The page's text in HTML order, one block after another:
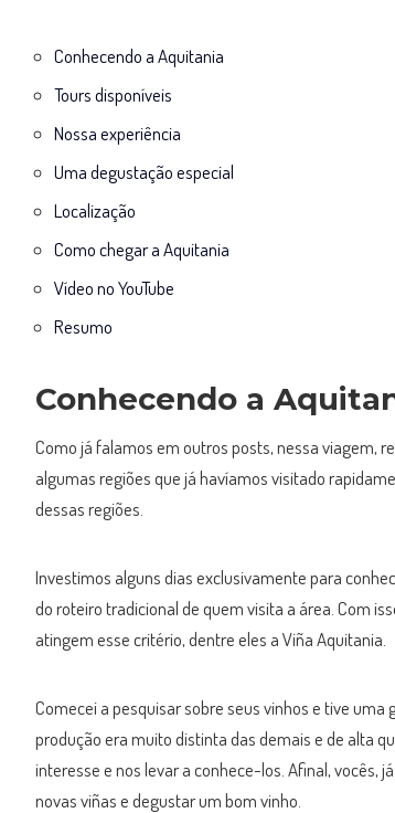
Conhecendo a Aquitania
Tours disponíveis
Nossa experiência
Uma degustação especial
Localização
Como chegar a Aquitania
Vídeo no YouTube
Resumo
Conhecendo a
Como já falamos em outros posts, nessa viagem,
algumas regiões que já havíamos visitado
dessas regiões.
Investimos alguns dias exclusivamente para
do roteiro tradicional de quem visita a área. Com
atingem esse critério, dentre eles a Viña Aquitania.
Comecei a pesquisar sobre seus vinhos e tive
produção era muito distinta das demais e de alta
interesse e nos levar a conhece-los. Afinal, vocês,
novas viñas e degustar um bom vinho.